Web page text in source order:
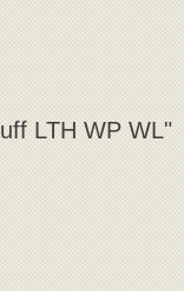
LTH WP WL"